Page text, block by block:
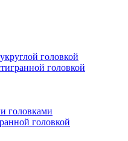
головкой
головкой
головками
головкой